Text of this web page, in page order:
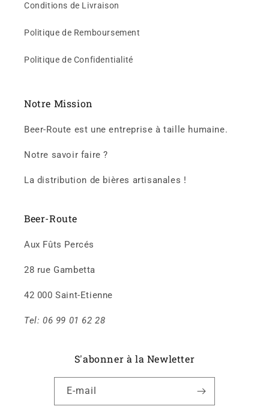
Conditions de Livraison
Politique de Remboursement
Politique de Confidentialité
Notre Mission
Beer-Route est une entreprise à taille humaine.
Notre savoir faire ?
La distribution de bières artisanales !
Beer-Route
Aux Fûts Percés
28 rue Gambetta
42 000 Saint-Etienne
Tel: 06 99 01 62 28
S'abonner à la Newletter
E-mail